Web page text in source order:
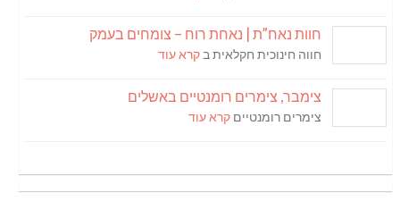
חוות נאח”ת | נאחת רוח – צומחים בעמק
חווה חינוכית חקלאית ב קרא עוד
צימבר, צימרים רומנטיים באשלים
צימרים רומנטיים קרא עוד